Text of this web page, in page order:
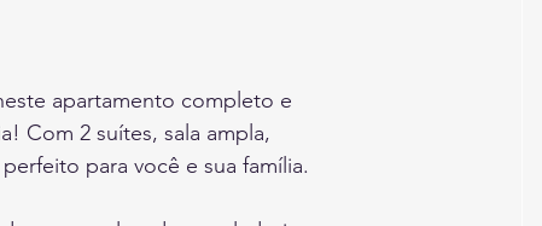
apartamento completo e
Com 2 suítes, sala ampla,
para você e sua família.